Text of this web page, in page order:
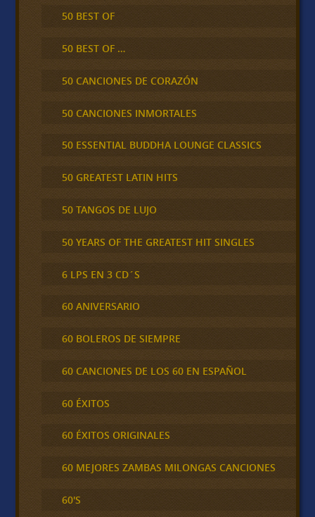
50 BEST OF
50 BEST OF …
50 CANCIONES DE CORAZÓN
50 CANCIONES INMORTALES
50 ESSENTIAL BUDDHA LOUNGE CLASSICS
50 GREATEST LATIN HITS
50 TANGOS DE LUJO
50 YEARS OF THE GREATEST HIT SINGLES
6 LPS EN 3 CD´S
60 ANIVERSARIO
60 BOLEROS DE SIEMPRE
60 CANCIONES DE LOS 60 EN ESPAÑOL
60 ÉXITOS
60 ÉXITOS ORIGINALES
60 MEJORES ZAMBAS MILONGAS CANCIONES
60'S